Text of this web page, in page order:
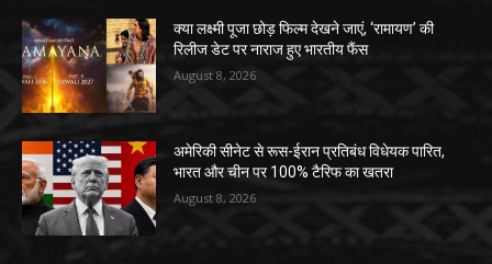
क्या लक्ष्मी पूजा छोड़ फिल्म देखने जाएं, ‘रामायण’ की
रिलीज डेट पर नाराज हुए भारतीय फैंस
August 8, 2026
अमेरिकी सीनेट से रूस-ईरान प्रतिबंध विधेयक पारित,
भारत और चीन पर 100% टैरिफ का खतरा
August 8, 2026